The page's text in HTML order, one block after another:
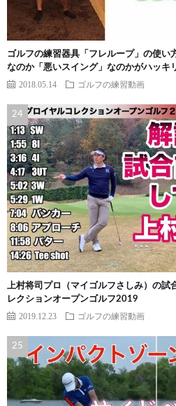
ゴルフの練習器具「フレループ」の使い
なのか「悪いスイング」なのかがハッキ
2018.05.14 ゴルフの練習動画
上村将司プロ（マイゴルフさしみ）の試
レクションオープンゴルフ2019
2019.12.23 ゴルフの練習動画